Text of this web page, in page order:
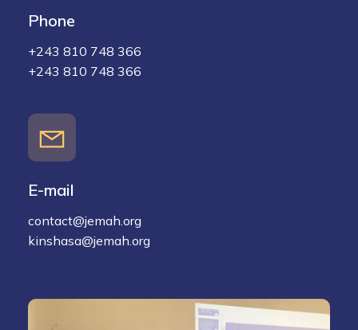
Phone
+243 810 748 366
+243 810 748 366
E-mail
contact@jemah.org
kinshasa@jemah.org